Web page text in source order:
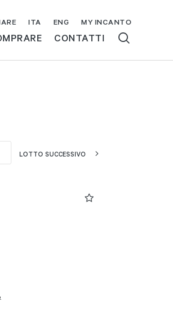
ITA ENG MY INCANTO
CONTATTI
LOTTO SUCCESSIVO